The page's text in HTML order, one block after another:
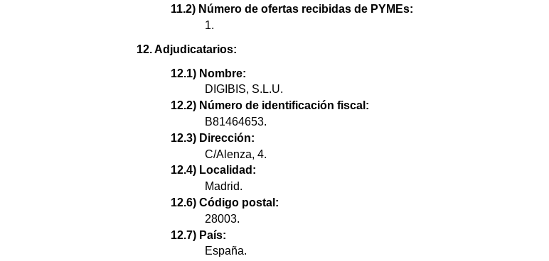
11.2) Número de ofertas recibidas de PYMEs:
1.
12. Adjudicatarios:
12.1) Nombre:
DIGIBIS, S.L.U.
12.2) Número de identificación fiscal:
B81464653.
12.3) Dirección:
C/Alenza, 4.
12.4) Localidad:
Madrid.
12.6) Código postal:
28003.
12.7) País:
España.